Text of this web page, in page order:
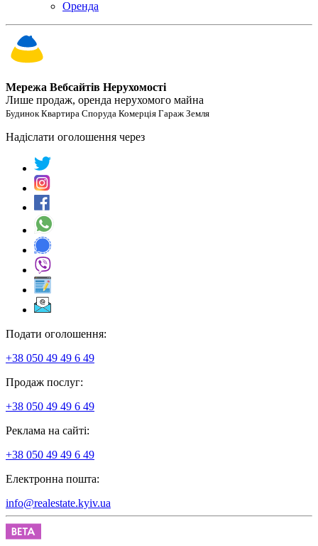
Оренда
Мережа Вебсайтів Нерухомості
Лише продаж, оренда нерухомого майна
Будинок Квартира Споруда Комерція Гараж Земля
Надіслати оголошення через
Подати оголошення:
+38 050 49 49 6 49
Продаж послуг:
+38 050 49 49 6 49
Реклама на сайті:
+38 050 49 49 6 49
Електронна пошта:
info@realestate.kyiv.ua